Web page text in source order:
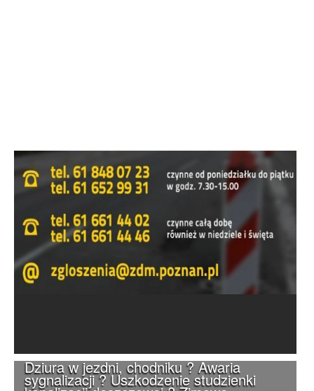
Dziura w jezdni, chodniku ? Awaria
sygnalizacji ? Uszkodzenie studzienki